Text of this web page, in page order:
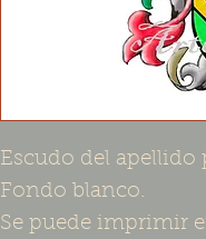
Escudo del apellido
Fondo blanco.
Se puede imprimir